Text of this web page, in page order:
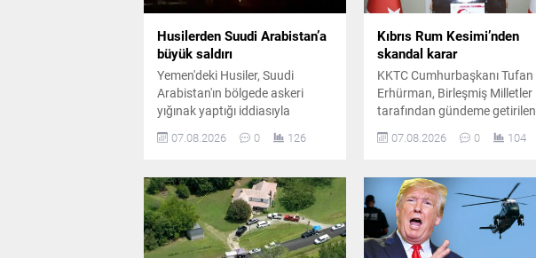
Husilerden Suudi Arabistan’a
büyük saldırı
Yemen'deki Husiler, Suudi
Arabistan'ın bölgede askeri
yığınak yaptığı iddiasıyla
balistik füze ve İHA'larla saldırı
tırmandığı bölgede yüzden fazla
ölü olduğu iddia edildi.
07.08.2026 0 126
Kıbrıs Rum Kesimi’nden
skandal karar
KKTC Cumhurbaşkanı Tufan
Erhürman, Birleşmiş Milletler
tarafından gündeme getirilen
tarafından geri çevrildiğini
artırıcı tedbirler tartışılmaya
devam ediyor.
07.08.2026 0 104